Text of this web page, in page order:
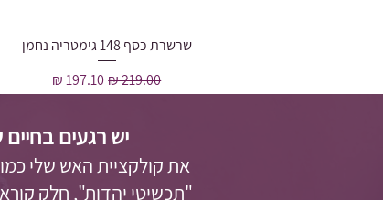
תצוגה מהירהשרשרת כסף 148 גימטריה נחמן
מחיר רגיל‏219.00 ‏₪ מחיר מבצע
יש רגעים
את קולקציית האש שלי
"תכשיטי יהדות", חלק